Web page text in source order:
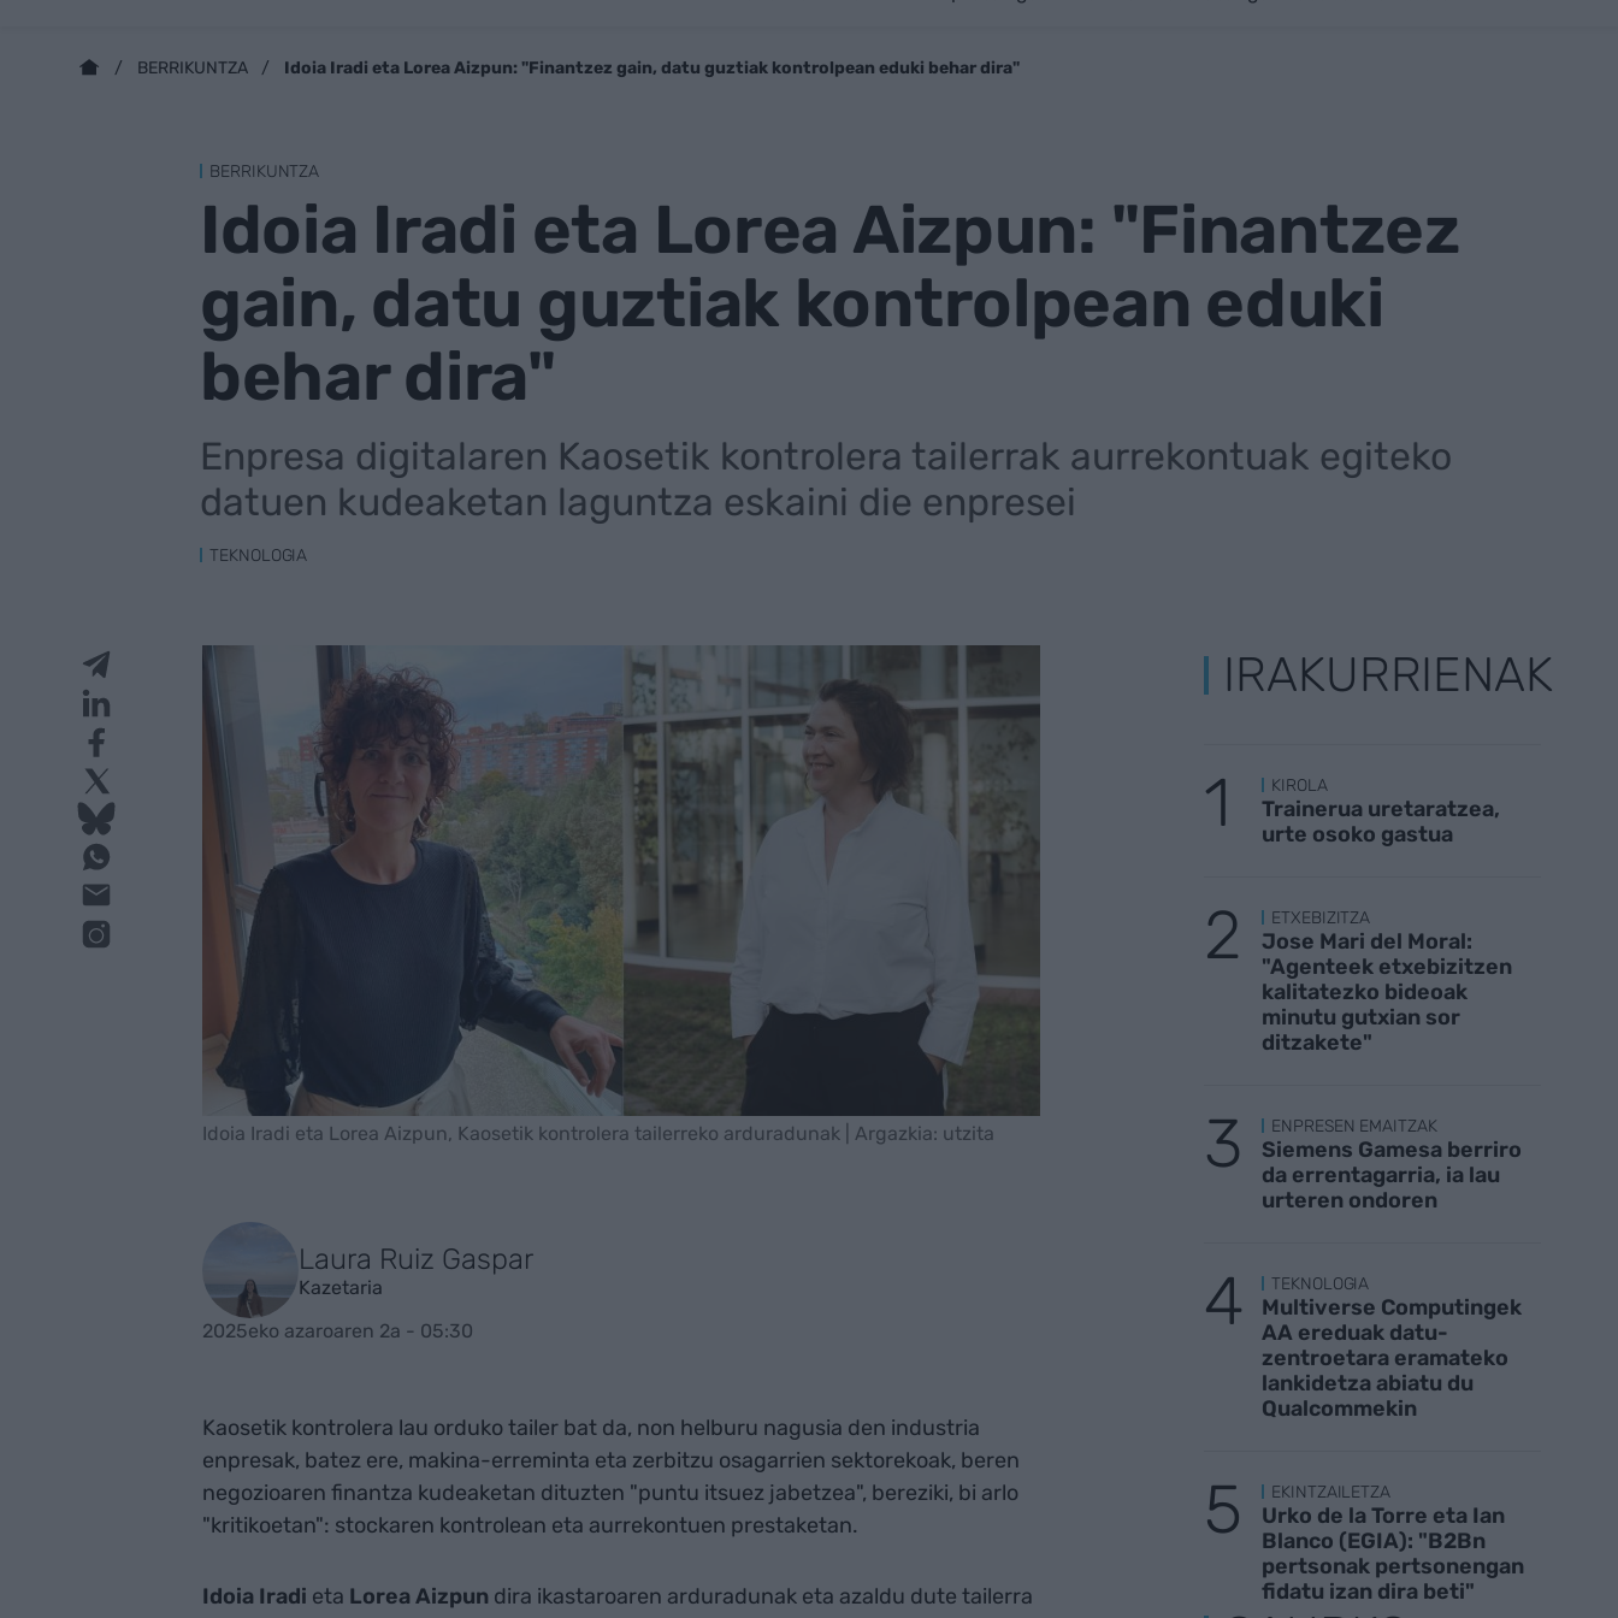
BERRIKUNTZA Idoia Iradi eta Lorea Aizpun: "Finantzez gain, datu guztiak kontrolpean eduki behar dira"
BERRIKUNTZA
Idoia Iradi eta Lorea Aizpun: "Finantzez
gain, datu guztiak kontrolpean eduki
behar dira"
Enpresa digitalaren Kaosetik kontrolera tailerrak aurrekontuak egiteko
datuen kudeaketan laguntza eskaini die enpresei
TEKNOLOGIA
Idoia Iradi eta Lorea Aizpun, Kaosetik kontrolera tailerreko arduradunak | Argazkia: utzita
Laura Ruiz Gaspar
Kazetaria
2025eko azaroaren 2a - 05:30
Kaosetik kontrolera lau orduko tailer bat da, non helburu nagusia den industria
enpresak, batez ere, makina-erreminta eta zerbitzu osagarrien sektorekoak, beren
negozioaren finantza kudeaketan dituzten "puntu itsuez jabetzea", bereziki, bi arlo
"kritikoetan": stockaren kontrolean eta aurrekontuen prestaketan.
Idoia Iradi eta Lorea Aizpun dira ikastaroaren arduradunak eta azaldu dute tailerra
IRAKURRIENAK
KIROLA
Trainerua uretaratzea,
urte osoko gastua
ETXEBIZITZA
Jose Mari del Moral:
"Agenteek etxebizitzen
kalitatezko bideoak
minutu gutxian sor
ditzakete"
ENPRESEN EMAITZAK
Siemens Gamesa berriro
da errentagarria, ia lau
urteren ondoren
TEKNOLOGIA
Multiverse Computingek
AA ereduak datu-
zentroetara eramateko
lankidetza abiatu du
Qualcommekin
EKINTZAILETZA
Urko de la Torre eta Ian
Blanco (EGIA): "B2Bn
pertsonak pertsonengan
fidatu izan dira beti"